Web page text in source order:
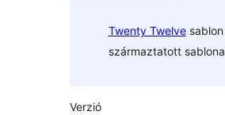
Twenty Twelvesablon
származtatott sablona
Verzió